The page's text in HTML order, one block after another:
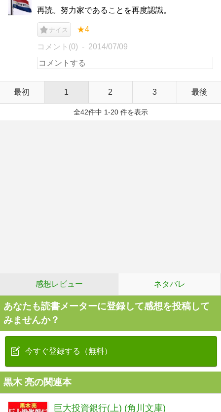
再読。努力家であることを再度認識。
ナイス ★4
コメント(0) 2014/07/09
最初 1 2 3 最後
全42件中 1-20 件を表示
感想レビュー ネタバレ
あなたも読書メーターに登録して感想を投稿して
みませんか？
今すぐ登録する（無料）
黒木 亮の関連本
巨大投資銀行(上) (角川文庫)